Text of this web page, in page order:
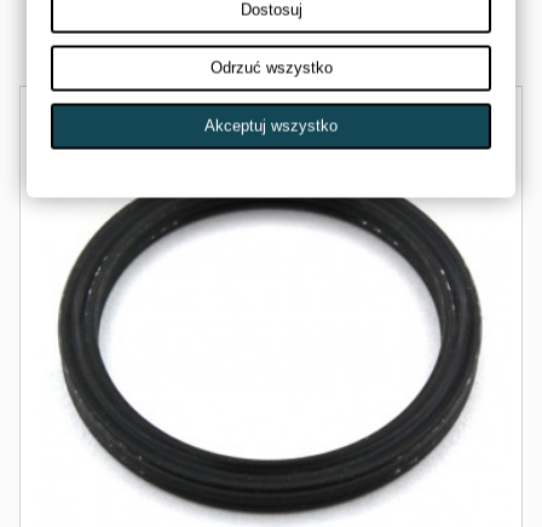
Dostępny
Dostosuj
Odrzuć wszystko
Akceptuj wszystko